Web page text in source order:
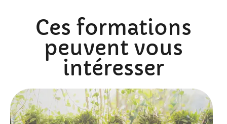
Ces formations
peuvent vous
intéresser